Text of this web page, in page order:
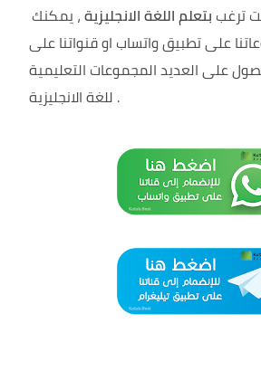
ترغب بتعلم اللغة الانجليزية، يمكنك
على تطبيق واتساب او قنواتنا على
على العديد المجموعات التعليمية
.